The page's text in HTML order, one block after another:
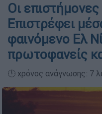
Οι
Επιστρέφει
φαινόμενο Ελ
πρωτοφανείς
🕛 χρόνος ανάγνωσης: 7